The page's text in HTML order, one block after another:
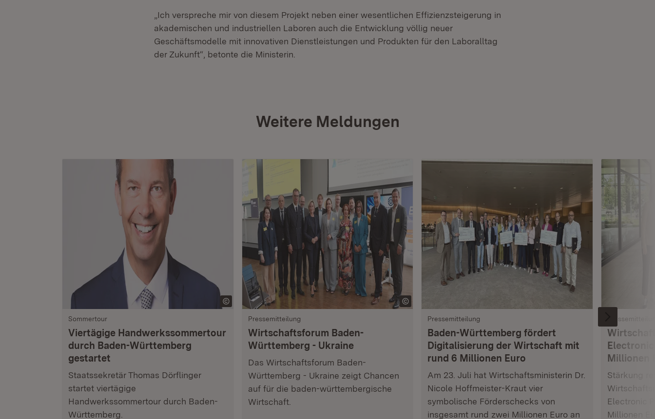
„Ich verspreche mir von diesem Projekt neben einer wesentlichen Effizienzsteigerung in
akademischen und industriellen Laboren auch die Entwicklung völlig neuer
Geschäftsmodelle mit innovativen Dienstleistungen und Produkten für den Laboralltag
der Zukunft“, betonte die Ministerin.
Weitere Meldungen
Sommertour
Viertägige Handwerkssommertour
durch Baden-Württemberg
gestartet
Staatssekretär Thomas Dörflinger
startet viertägige
Handwerkssommertour durch Baden-
Württemberg.
Pressemitteilung
Wirtschaftsforum Baden-
Württemberg - Ukraine
Das Wirtschaftsforum Baden-
Württemberg - Ukraine zeigt Chancen
auf für die baden-württembergische
Wirtschaft.
Pressemitteilung
Baden-Württemberg fördert
Digitalisierung der Wirtschaft mit
rund 6 Millionen Euro
Am 23. Juli hat Wirtschaftsministerin Dr.
Nicole Hoffmeister-Kraut vier
symbolische Förderschecks von
insgesamt rund zwei Millionen Euro an
Millionen
Stärkung
Electronic
Millionen